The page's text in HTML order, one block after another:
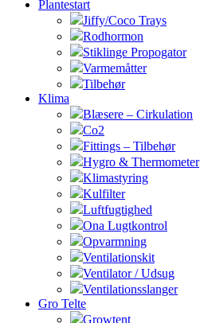
Plantestart
Jiffy/Coco Trays
Rodhormon
Stiklinge Propogator
Varmemåtter
Tilbehør
Klima
Blæsere – Cirkulation
Co2
Fittings – Tilbehør
Hygro & Thermometer
Klimastyring
Kulfilter
Luftfugtighed
Ona Lugtkontrol
Opvarmning
Ventilationskit
Ventilator / Udsug
Ventilationsslanger
Gro Telte
Growtent